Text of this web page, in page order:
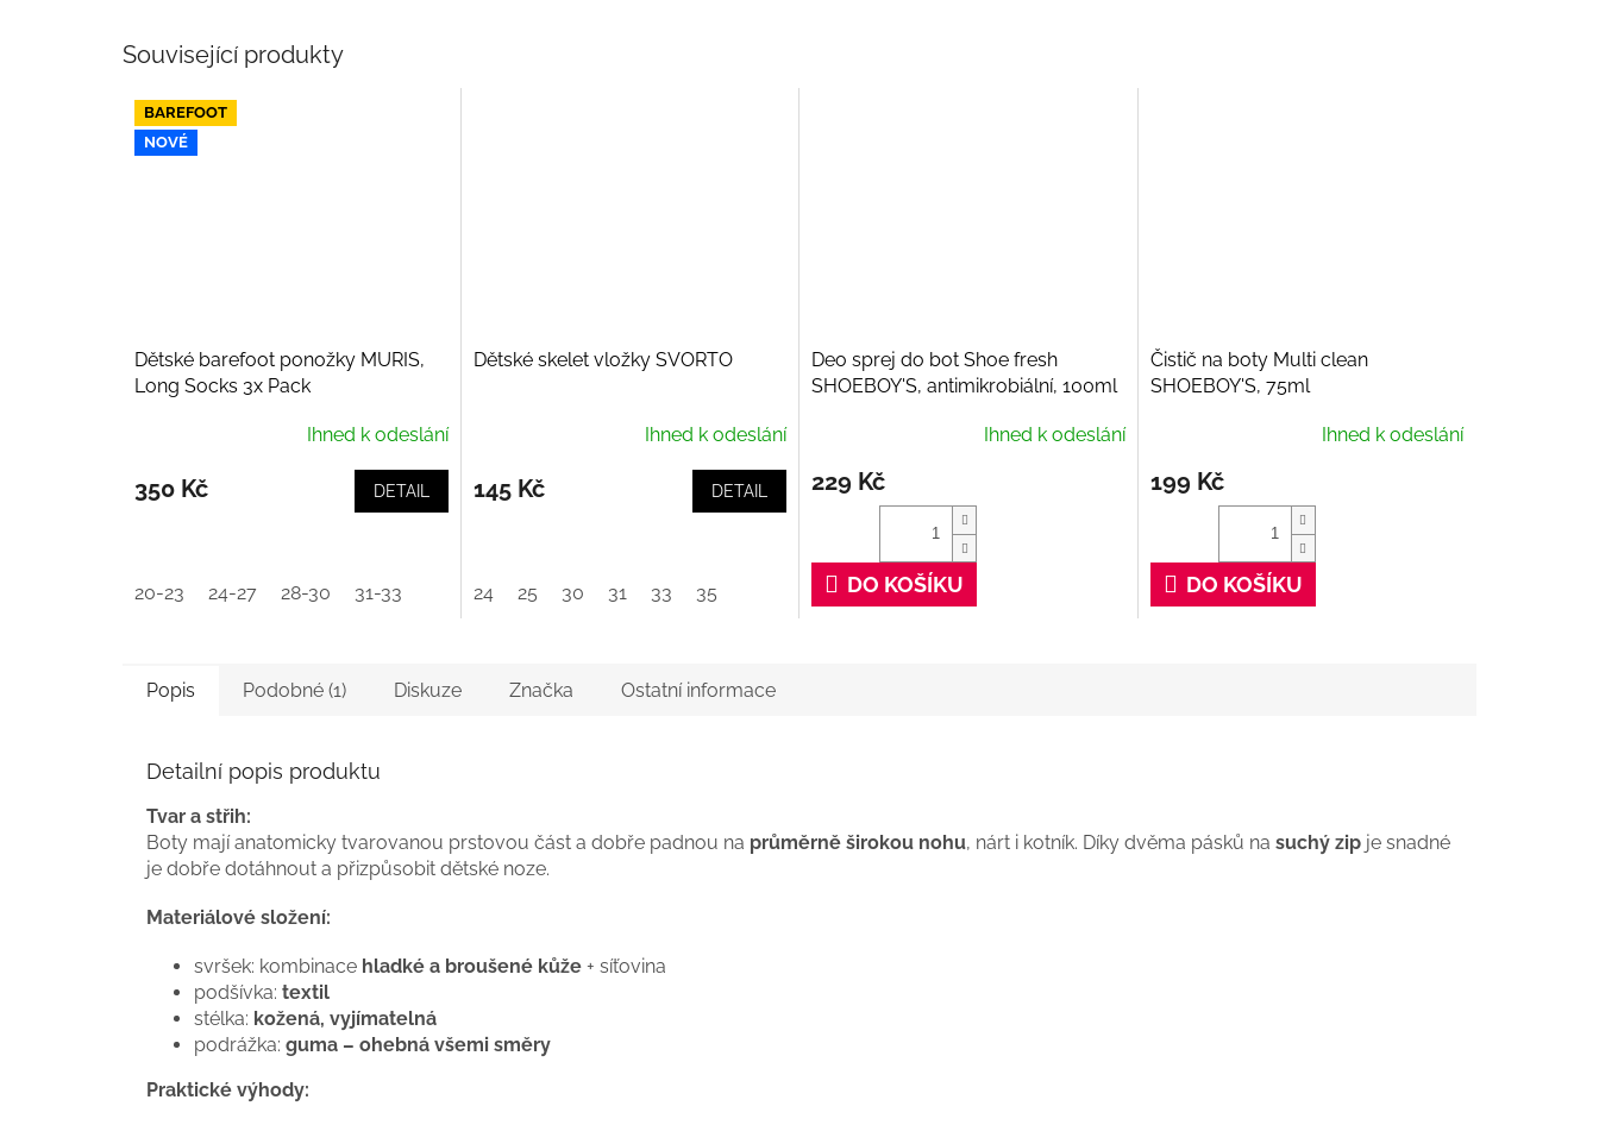
Související produkty
BAREFOOT
NOVÉ
Dětské barefoot ponožky MURIS,
Long Socks 3x Pack
Ihned k odeslání
350 Kč DETAIL
20-23 24-27 28-30 31-33
Dětské skelet vložky SVORTO
Ihned k odeslání
145 Kč DETAIL
24 25 30 31 33 35
Deo sprej do bot Shoe fresh
SHOEBOY'S, antimikrobiální, 100ml
Ihned k odeslání
229 Kč
DO KOŠÍKU
Čistič na boty Multi clean
SHOEBOY'S, 75ml
Ihned k odeslání
199 Kč
DO KOŠÍKU
Popis Podobné (1) Diskuze Značka Ostatní informace
Detailní popis produktu
Tvar a střih:
Boty mají anatomicky tvarovanou prstovou část a dobře padnou na průměrně širokou nohu, nárt i kotník. Díky dvěma pásků na suchý zip je snadné
je dobře dotáhnout a přizpůsobit dětské noze.
Materiálové složení:
svršek: kombinace hladké a broušené kůže + síťovina
podšívka: textil
stélka: kožená, vyjímatelná
podrážka: guma – ohebná všemi směry
Praktické výhody: